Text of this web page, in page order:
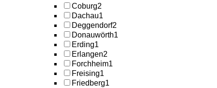
Coburg2
Dachau1
Deggendorf2
Donauwörth1
Erding1
Erlangen2
Forchheim1
Freising1
Friedberg1